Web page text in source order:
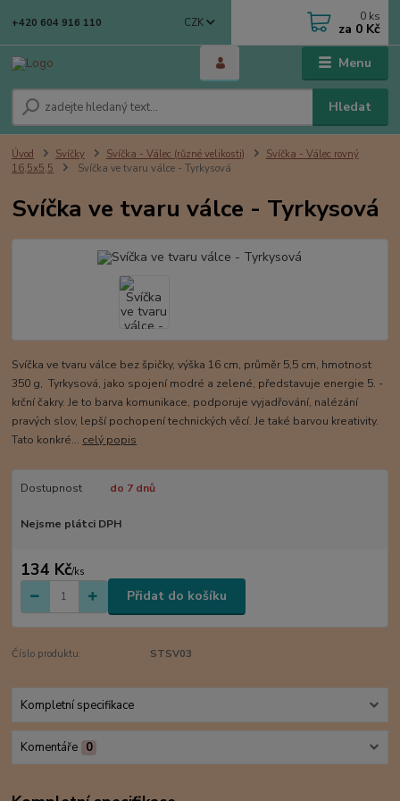
Menu
CZK
Hledat
+420 604 916 110 0 ks
za 0 Kč
Úvod Svíčky Svíčka - Válec (různé velikosti)
Svíčka - Válec rovný
16,5x5,5
Svíčka ve tvaru válce - Tyrkysová
Svíčka ve tvaru válce - Tyrkysová
Svíčka ve tvaru válce bez špičky, výška 16 cm, průměr 5,5 cm, hmotnost
350 g, Tyrkysová, jako spojení modré a zelené, představuje energie 5. -
krční čakry. Je to barva komunikace, podporuje vyjadřování, nalézání
pravých slov, lepší pochopení technických věcí. Je také barvou kreativity.
Tato konkré... celý popis
Dostupnost do 7 dnů
Nejsme plátci DPH
134 Kč/ks
Přidat do košíku
Číslo produktu: STSV03
Kompletní specifikace
Komentáře 0